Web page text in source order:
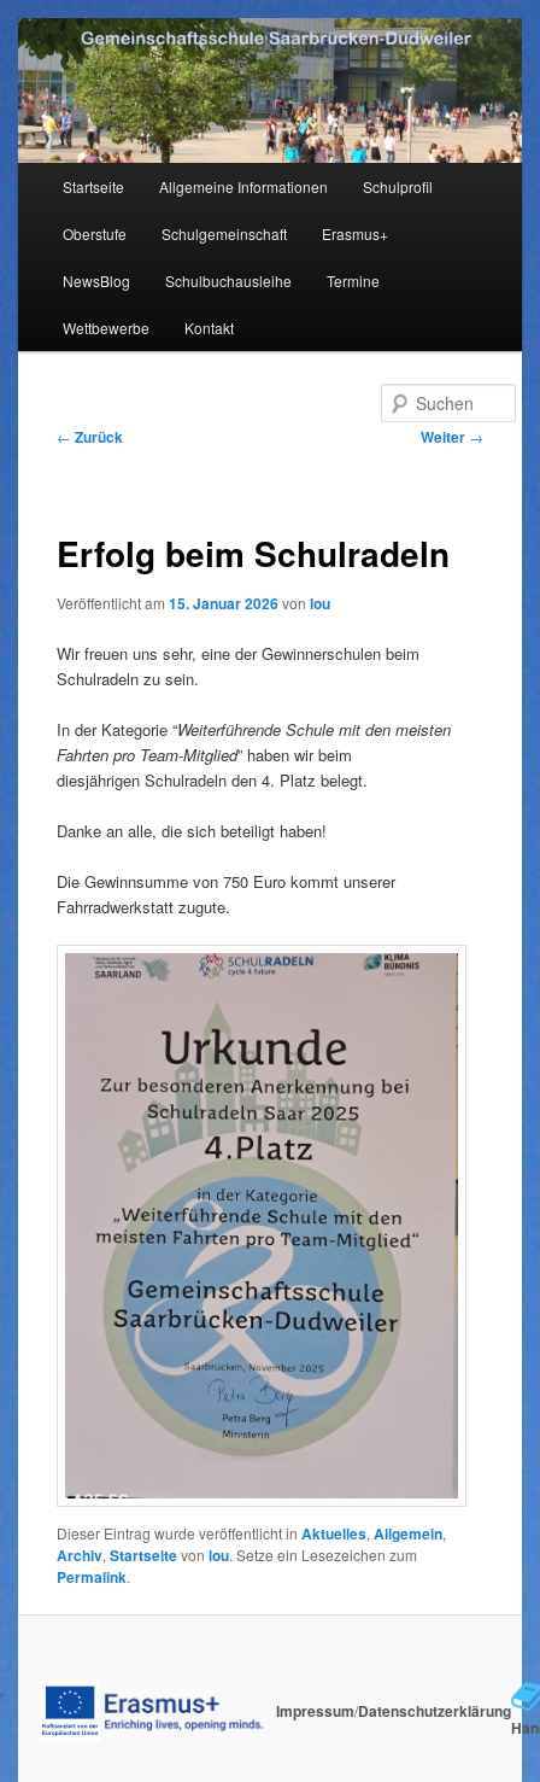
Zum
Inhalt
wechseln
Startseite Allgemeine Informationen Schulprofil
Oberstufe Schulgemeinschaft Erasmus+
NewsBlog Schulbuchausleihe Termine
Wettbewerbe Kontakt
Beitragsnavigation
← Zurück Weiter →
Erfolg beim Schulradeln
Veröffentlicht am 15. Januar 2026von lou
Wir freuen uns sehr, eine der Gewinnerschulen beim
Schulradeln zu sein.
In der Kategorie “Weiterführende Schule mit den meisten
Fahrten pro Team-Mitglied” haben wir beim
diesjährigen Schulradeln den 4. Platz belegt.
Danke an alle, die sich beteiligt haben!
Die Gewinnsumme von 750 Euro kommt unserer
Fahrradwerkstatt zugute.
Dieser Eintrag wurde veröffentlicht in Aktuelles,Allgemein,
Archiv,Startseitevon lou. Setze ein Lesezeichen zum
Permalink.
Impressum/Datenschutzerklärung